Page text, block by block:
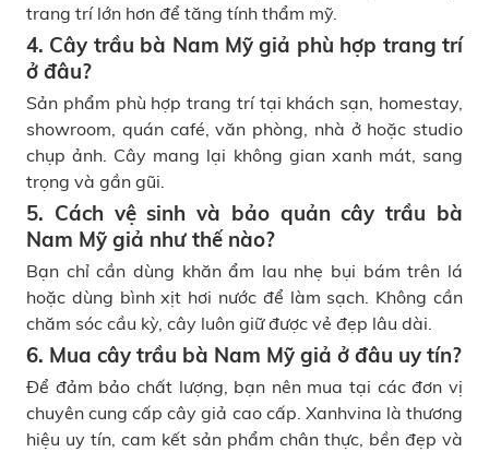
trang trí lớn hơn để tăng tính thẩm mỹ.
4. Cây trầu bà Nam Mỹ giả phù hợp trang trí
ở đâu?
Sản phẩm phù hợp trang trí tại khách sạn, homestay,
showroom, quán café, văn phòng, nhà ở hoặc studio
chụp ảnh. Cây mang lại không gian xanh mát, sang
trọng và gần gũi.
5. Cách vệ sinh và bảo quản cây trầu bà
Nam Mỹ giả như thế nào?
Bạn chỉ cần dùng khăn ẩm lau nhẹ bụi bám trên lá
hoặc dùng bình xịt hơi nước để làm sạch. Không cần
chăm sóc cầu kỳ, cây luôn giữ được vẻ đẹp lâu dài.
6. Mua cây trầu bà Nam Mỹ giả ở đâu uy tín?
Để đảm bảo chất lượng, bạn nên mua tại các đơn vị
chuyên cung cấp cây giả cao cấp. Xanhvina là thương
hiệu uy tín, cam kết sản phẩm chân thực, bền đẹp và